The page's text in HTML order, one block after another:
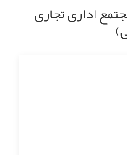
اداری تجاری